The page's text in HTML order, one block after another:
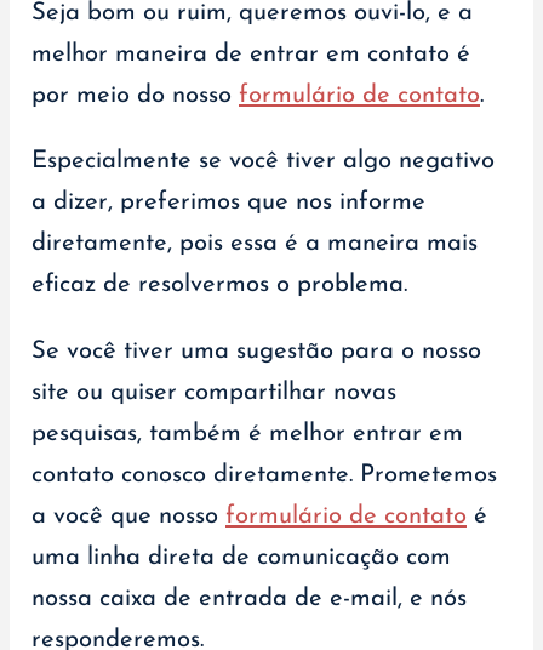
Seja bom ou ruim, queremos ouvi-lo, e a
melhor maneira de entrar em contato é
por meio do nosso formulário de contato.
Especialmente se você tiver algo negativo
a dizer, preferimos que nos informe
diretamente, pois essa é a maneira mais
eficaz de resolvermos o problema.
Se você tiver uma sugestão para o nosso
site ou quiser compartilhar novas
pesquisas, também é melhor entrar em
contato conosco diretamente. Prometemos
a você que nosso formulário de contato é
uma linha direta de comunicação com
nossa caixa de entrada de e-mail, e nós
responderemos.